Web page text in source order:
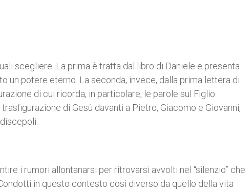
scegliere. La prima è tratta dal libro di Daniele e presenta
un potere eterno. La seconda, invece, dalla prima lettera di
di cui ricorda, in particolare, le parole sul Figlio
di Gesù davanti a Pietro, Giacomo e Giovanni,
i rumori allontanarsi per ritrovarsi avvolti nel “silenzio” che
in questo contesto così diverso da quello della vita